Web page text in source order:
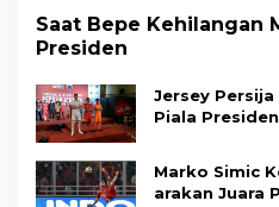
Saat Bepe Kehilangan
Presiden
Jersey Persija
Piala Presiden
Marko Simic
arakan Juara